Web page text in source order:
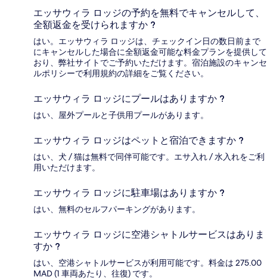
エッサウィラ ロッジの予約を無料でキャンセルして、
全額返金を受けられますか ?
はい。エッサウィラ ロッジは、チェックイン日の数日前まで
にキャンセルした場合に全額返金可能な料金プランを提供して
おり、弊社サイトでご予約いただけます。宿泊施設のキャンセ
ルポリシーで利用規約の詳細をご覧ください。
エッサウィラ ロッジにプールはありますか ?
はい、屋外プールと子供用プールがあります。
エッサウィラ ロッジはペットと宿泊できますか ?
はい、犬 / 猫は無料で同伴可能です。エサ入れ / 水入れをご利
用いただけます。
エッサウィラ ロッジに駐車場はありますか ?
はい、無料のセルフパーキングがあります。
エッサウィラ ロッジに空港シャトルサービスはありま
すか ?
はい、空港シャトルサービスが利用可能です。料金は 275.00
MAD (1 車両あたり、往復) です。